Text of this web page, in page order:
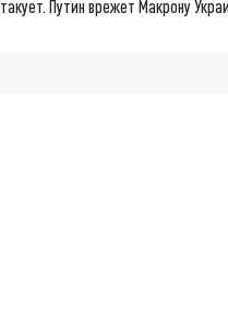
Путин врежет Макрону